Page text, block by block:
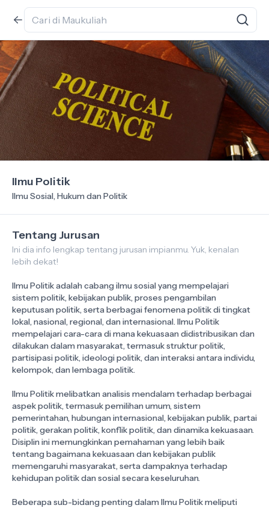
Ilmu Politik
Ilmu Sosial, Hukum dan Politik
Tentang Jurusan
Ini dia info lengkap tentang jurusan impianmu. Yuk, kenalan
lebih dekat!
Ilmu Politik adalah cabang ilmu sosial yang mempelajari
sistem politik, kebijakan publik, proses pengambilan
keputusan politik, serta berbagai fenomena politik di tingkat
lokal, nasional, regional, dan internasional. Ilmu Politik
mempelajari cara-cara di mana kekuasaan didistribusikan dan
dilakukan dalam masyarakat, termasuk struktur politik,
partisipasi politik, ideologi politik, dan interaksi antara individu,
kelompok, dan lembaga politik.
Ilmu Politik melibatkan analisis mendalam terhadap berbagai
aspek politik, termasuk pemilihan umum, sistem
pemerintahan, hubungan internasional, kebijakan publik, partai
politik, gerakan politik, konflik politik, dan dinamika kekuasaan.
Disiplin ini memungkinkan pemahaman yang lebih baik
tentang bagaimana kekuasaan dan kebijakan publik
memengaruhi masyarakat, serta dampaknya terhadap
kehidupan politik dan sosial secara keseluruhan.
Beberapa sub-bidang penting dalam Ilmu Politik meliputi